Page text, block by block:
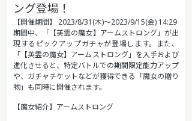
ング登場！
【開催期間】 2023/8/31(木)～2023/9/15(金) 14:29
期間中、「【英霊の魔女】アームストロング」が出
現するピックアップガチャが登場します。また、
「【英霊の魔女】アームストロング」を入手および
進化させると、特定バトルでの期間限定能力アップ
や、ガチャチケットなどが獲得できる「魔女の贈り
物」も同時に開催されます。
【魔女紹介】アームストロング